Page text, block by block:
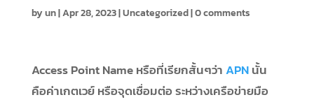
byun|Apr 28, 2023|Uncategorized|0 comments
Access Point Name หรือที่เรียกสั้นๆว่าAPNนั้น
คือค่าเกตเวย์ หรือจุดเชื่อมต่อ ระหว่างเครือข่ายมือ